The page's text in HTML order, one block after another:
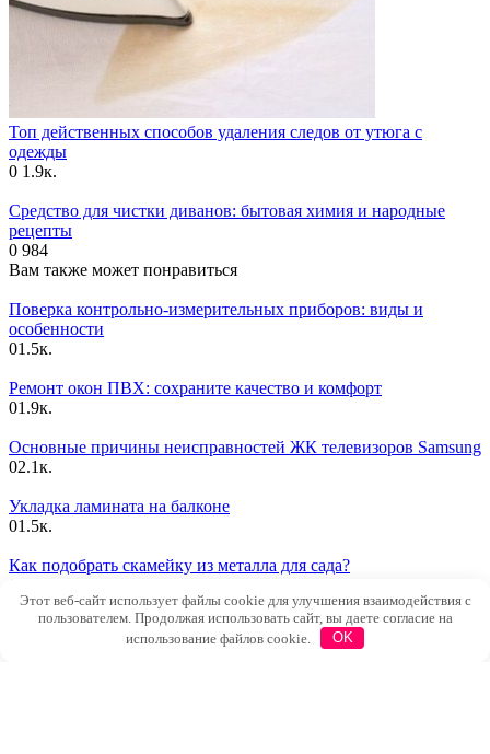
Топ действенных способов удаления следов от утюга с
одежды
0 1.9к.
Средство для чистки диванов: бытовая химия и народные
рецепты
0 984
Вам также может понравиться
Поверка контрольно-измерительных приборов: виды и
особенности
01.5к.
Ремонт окон ПВХ: сохраните качество и комфорт
01.9к.
Основные причины неисправностей ЖК телевизоров Samsung
02.1к.
Укладка ламината на балконе
01.5к.
Как подобрать скамейку из металла для сада?
0
Детская мебель: создавая мир удобства и вдохновения
Этот веб-сайт использует файлы cookie для улучшения взаимодействия с
пользователем. Продолжая использовать сайт, вы даете согласие на
использование файлов cookie.
OK